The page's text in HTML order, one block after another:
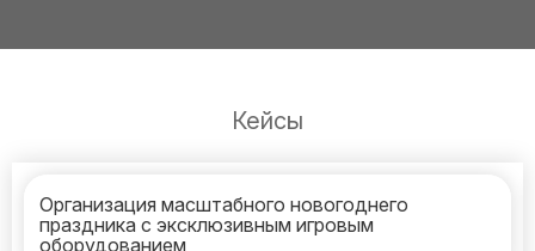
Кейсы
Организация масштабного новогоднего
праздника с эксклюзивным игровым
оборудованием